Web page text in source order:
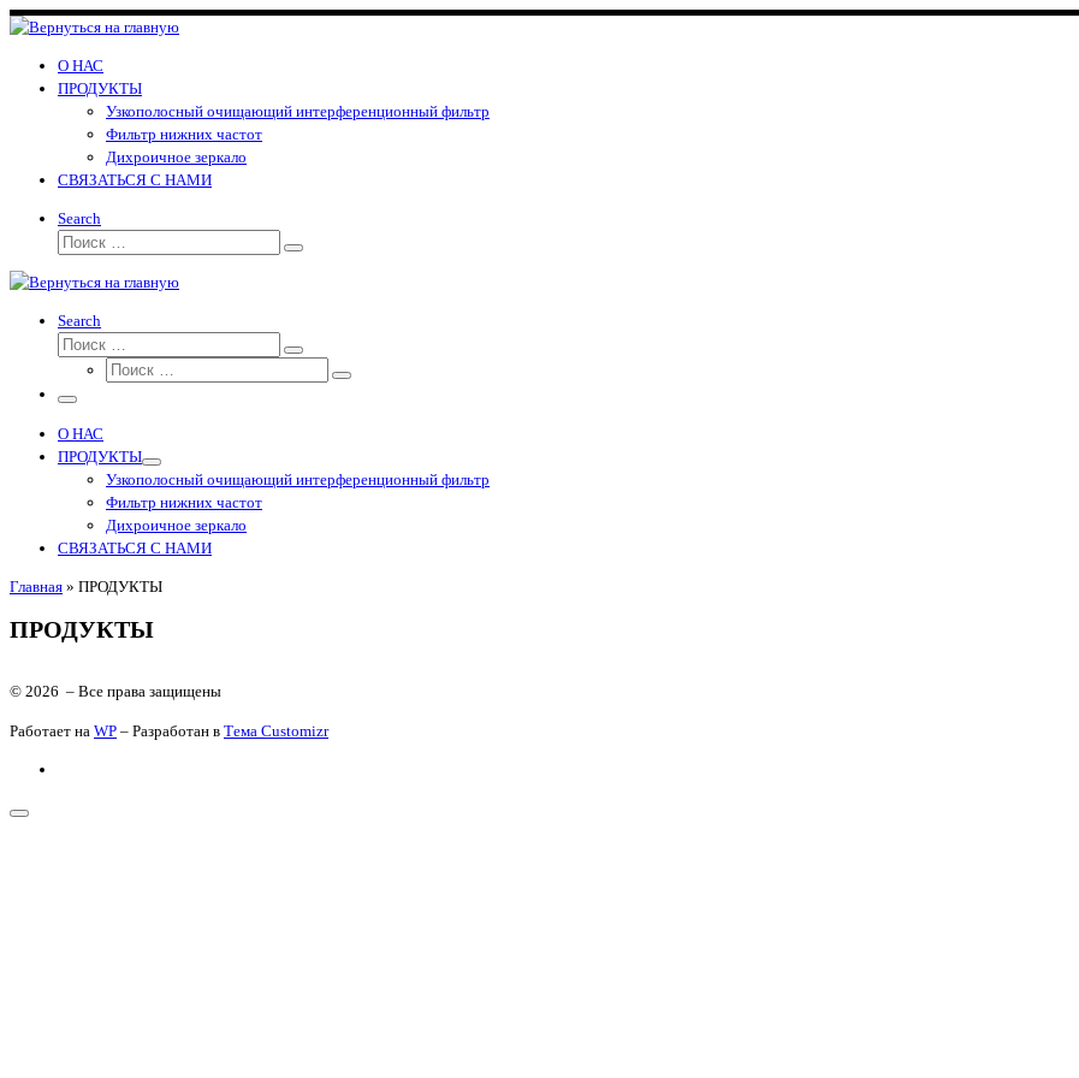
Перейти
содержимому
О НАС
ПРОДУКТЫ
Узкополосный очищающий интерференционный фильтр
Фильтр нижних частот
Дихроичное зеркало
СВЯЗАТЬСЯ С НАМИ
Search
Поиск
Поиск
Search
Поиск
Поиск
Поиск
Поиск
Меню
О НАС
ПРОДУКТЫ
Узкополосный очищающий интерференционный фильтр
Фильтр нижних частот
Дихроичное зеркало
СВЯЗАТЬСЯ С НАМИ
Главная » ПРОДУКТЫ
ПРОДУКТЫ
© 2026 – Все права защищены
Работает на WP – Разработан в Тема Customizr